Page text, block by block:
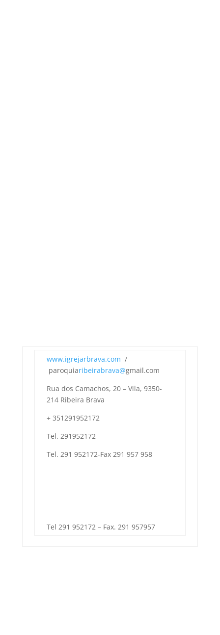
www.igrejarbrava.com /
paroquiaribeirabrava@gmail.com
Rua dos Camachos, 20 – Vila, 9350-
214 Ribeira Brava
+ 351291952172
Tel. 291952172
Tel. 291 952172-Fax 291 957 958
Tel 291 952172 – Fax. 291 957957